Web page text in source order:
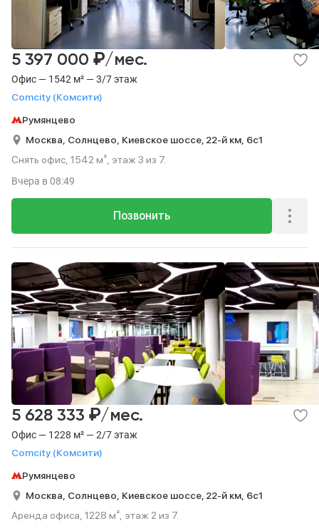
Офис — 1542 м² — 3/7 этаж
Comcity (Комсити)
5 397 000 ₽/мес.
Румянцево
Москва, Солнцево, Киевское шоссе, 22-й км, 6с1
Снять офис, 1542 м², этаж 3 из 7.
Позвонить
Вчера в 08:49
Офис — 1228 м² — 2/7 этаж
Comcity (Комсити)
5 628 333 ₽/мес.
Румянцево
Москва, Солнцево, Киевское шоссе, 22-й км, 6с1
Аренда офиса, 1228 м², этаж 2 из 7.